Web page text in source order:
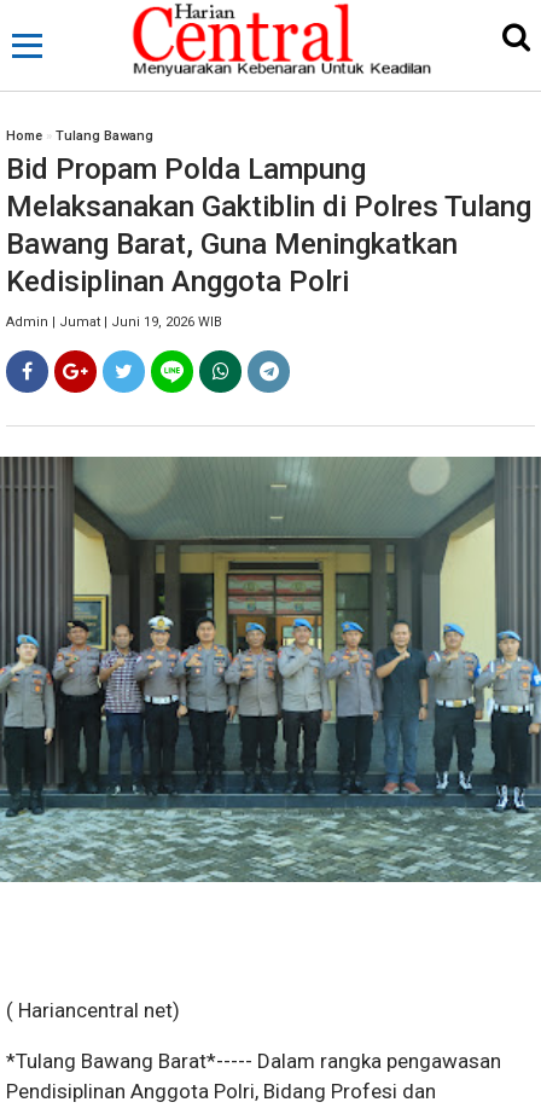
Home » Tulang Bawang
Bid Propam Polda Lampung
Melaksanakan Gaktiblin di Polres Tulang
Bawang Barat, Guna Meningkatkan
Kedisiplinan Anggota Polri
Admin | Jumat | Juni 19, 2026 WIB
( Hariancentral net)
*Tulang Bawang Barat*----- Dalam rangka pengawasan
Pendisiplinan Anggota Polri, Bidang Profesi dan